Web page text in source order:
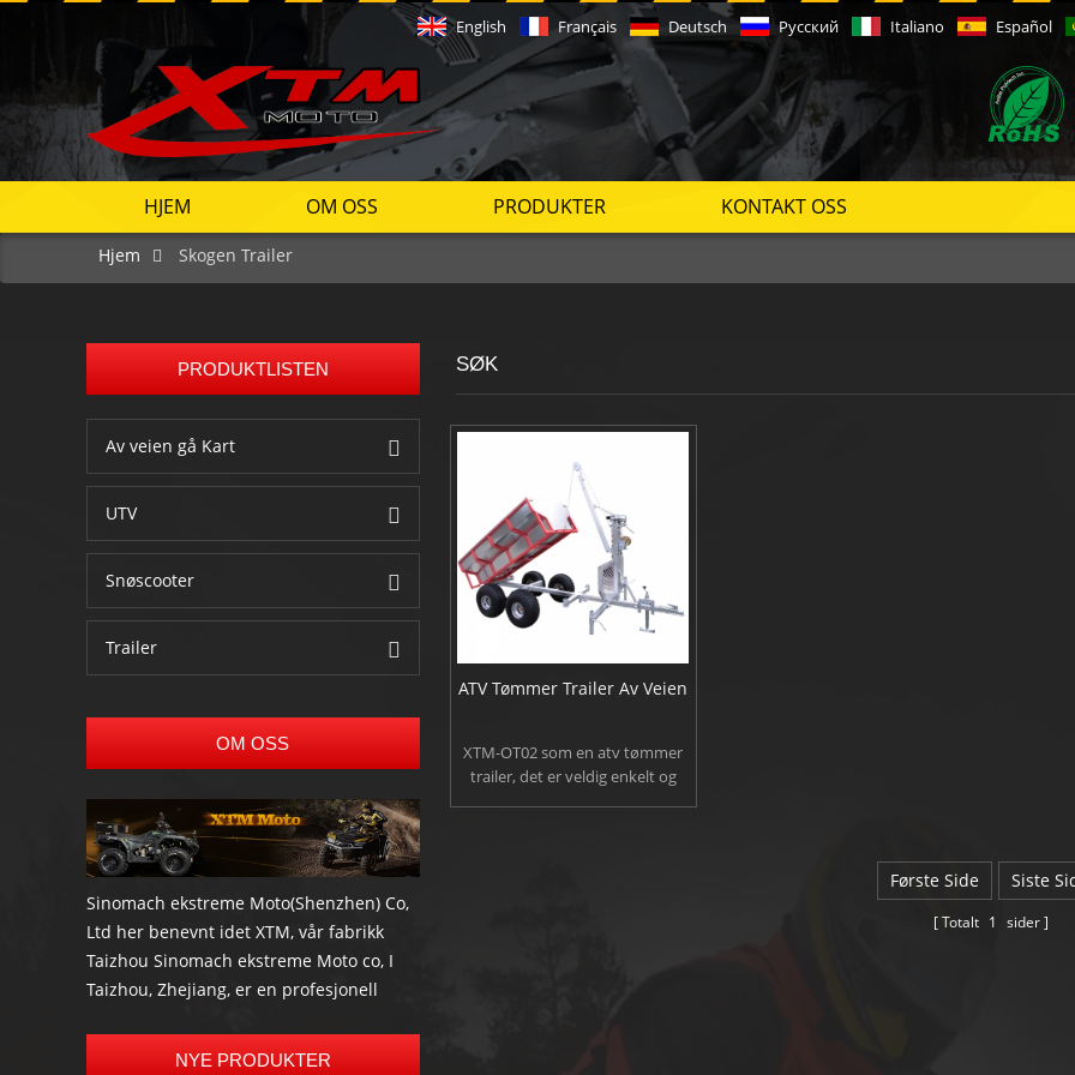
English Français Deutsch Русский Italiano Español
HJEM OM OSS PRODUKTER KONTAKT OSS
Hjem Skogen Trailer
PRODUKTLISTEN
Av veien gå Kart
UTV
Snøscooter
Trailer
OM OSS
Sinomach ekstreme Moto(Shenzhen) Co,
Ltd her benevnt idet XTM, vår fabrikk
Taizhou Sinomach ekstreme Moto co, I
Taizhou, Zhejiang, er en profesjonell
NYE PRODUKTER
SØK
ATV Tømmer Trailer Av Veien
XTM-OT02 som en atv tømmer
trailer, det er veldig enkelt og
Første Side Siste
Totalt 1 sider